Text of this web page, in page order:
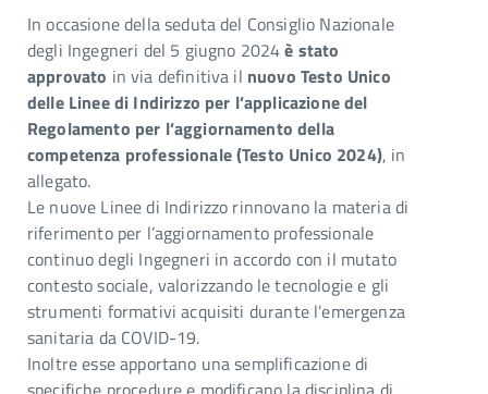
In occasione della seduta del Consiglio Nazionale
degli Ingegneri del 5 giugno 2024è stato
approvato in via definitiva il nuovo Testo Unico
delle Linee di Indirizzo per l’applicazione del
Regolamento per l’aggiornamento della
competenza professionale (Testo Unico 2024), in
allegato.
Le nuove Linee di Indirizzo rinnovano la materia di
riferimento per l’aggiornamento professionale
continuo degli Ingegneri in accordo con il mutato
contesto sociale, valorizzando le tecnologie e gli
strumenti formativi acquisiti durante l’emergenza
sanitaria da COVID-19.
Inoltre esse apportano una semplificazione di